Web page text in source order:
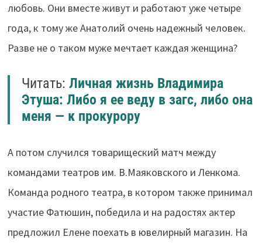
любовь. Они вместе живут и работают уже четыре
года, к тому же Анатолий очень надежный человек.
Разве не о таком муже мечтает каждая женщина?
Читать: Личная жизнь Владимира
Этуша: Либо я ее веду в загс, либо она
меня — к прокурору
А потом случился товарищеский матч между
командами театров им. В.Маяковского и Ленкома.
Команда родного театра, в котором также принимал
участие Фатюшин, победила и на радостях актер
предложил Елене поехать в ювелирный магазин. На